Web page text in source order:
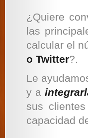
¿Quiere
las
calcular el
o Twitter?.
Le
y a
sus
capacidad